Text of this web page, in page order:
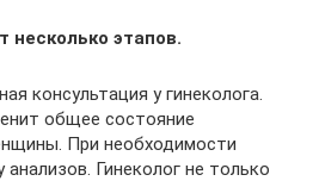
несколько этапов.
консультация у гинеколога.
общее состояние
При необходимости
анализов. Гинеколог не только